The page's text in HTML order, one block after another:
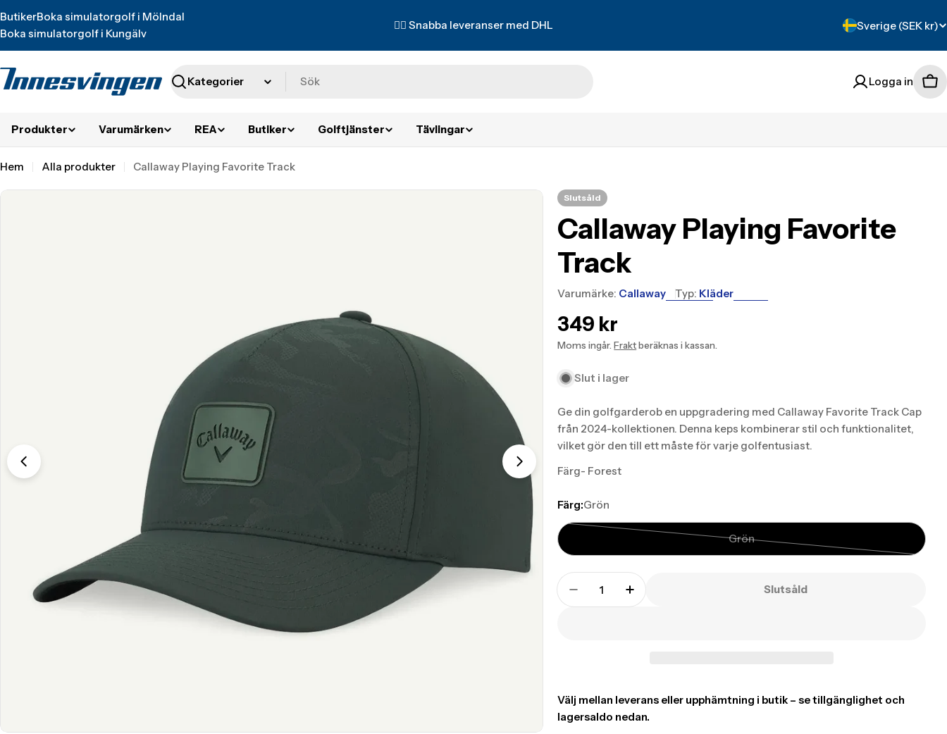
missing:
sv.accessibility.skip_to_text
ButikerBoka simulatorgolf i Mölndal
Boka simulatorgolf i Kungälv
✌🏼 Snabba leveranser med DHL Translation
missing:
Sverige (SEK kr)
Sök
Logga in
Produkter Varumärken REA Butiker Golftjänster Tävlingar
Hem Alla produkter Callaway Playing Favorite Track
Translation
Translation missing: sv.products.product.media.open_media Translation missing: sv.products.product.media.open_media
Slutsåld
Callaway Playing Favorite
Track
Varumärke: Callaway Typ: Kläder
Translation
missing:
sv.products.product.price.regular_price
349 kr
Moms ingår.Fraktberäknas i kassan.
Slut i lager
Ge din golfgarderob en uppgradering med Callaway Favorite Track Cap
från 2024-kollektionen. Denna keps kombinerar stil och funktionalitet,
vilket gör den till ett måste för varje golfentusiast.
Färg- Forest
Färg:Grön
Grön
Translation
Translation
missing:Translation missing:
Translation missing:
Slutsåld